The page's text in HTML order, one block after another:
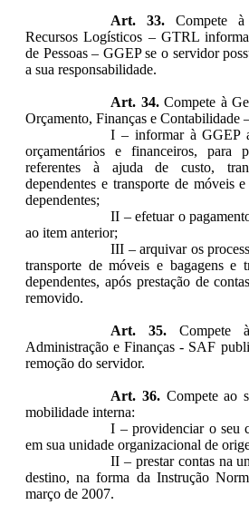
Art. 33. Compete
Recursos Logísticos – GTRL
de Pessoas – GGEP se o servidor
a sua responsabilidade.
Art. 34.Compete à
Orçamento, Finanças e Contabilidade
I – informar à GGEP
orçamentários e financeiros, para
referentes à ajuda de custo,
dependentes e transporte de móveis
dependentes;
II – efetuar o
ao item anterior;
III – arquivar os
transporte de móveis e bagagens e
dependentes, após prestação de
removido.
Art. 35. Compete
Administração e Finanças - SAF
remoção do servidor.
Art. 36. Compete ao
mobilidade interna:
I – providenciar o seu
em sua unidade organizacional de
II – prestar contas na
destino, na forma da Instrução
março de 2007.